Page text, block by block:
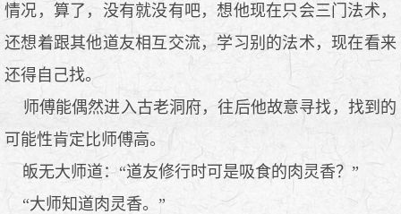
情况，算了，没有就没有吧，想他现在只会三门法术，
还想着跟其他道友相互交流，学习别的法术，现在看来
还得自己找。
师傅能偶然进入古老洞府，往后他故意寻找，找到的
可能性肯定比师傅高。
皈无大师道：“道友修行时可是吸食的肉灵香？”
“大师知道肉灵香。”